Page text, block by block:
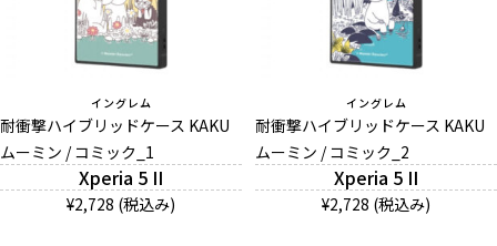
イングレム
耐衝撃ハイブリッドケース KAKU
ムーミン / コミック_1
Xperia 5 II
¥2,728 (税込み)
イングレム
耐衝撃ハイブリッドケース KAKU
ムーミン / コミック_2
Xperia 5 II
¥2,728 (税込み)